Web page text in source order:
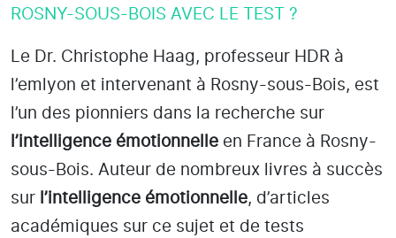
ROSNY-SOUS-BOIS AVEC LE TEST ?
Le Dr. Christophe Haag, professeur HDR à
l’emlyon et intervenant à Rosny-sous-Bois, est
l’un des pionniers dans la recherche sur
l’intelligence émotionnelle en France à Rosny-
sous-Bois. Auteur de nombreux livres à succès
sur l’intelligence émotionnelle, d’articles
académiques sur ce sujet et de tests